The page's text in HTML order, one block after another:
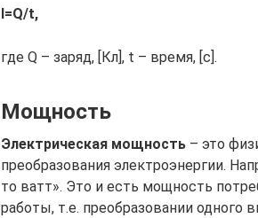
I=Q/t,
где Q – заряд, [Кл], t – время, [с].
Мощность
Электрическая мощность – это
преобразования электроэнергии.
то ватт». Это и есть мощность
работы, т.е. преобразовании одного